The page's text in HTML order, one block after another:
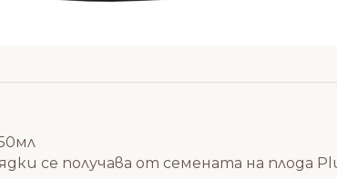
се получава от семената на плода